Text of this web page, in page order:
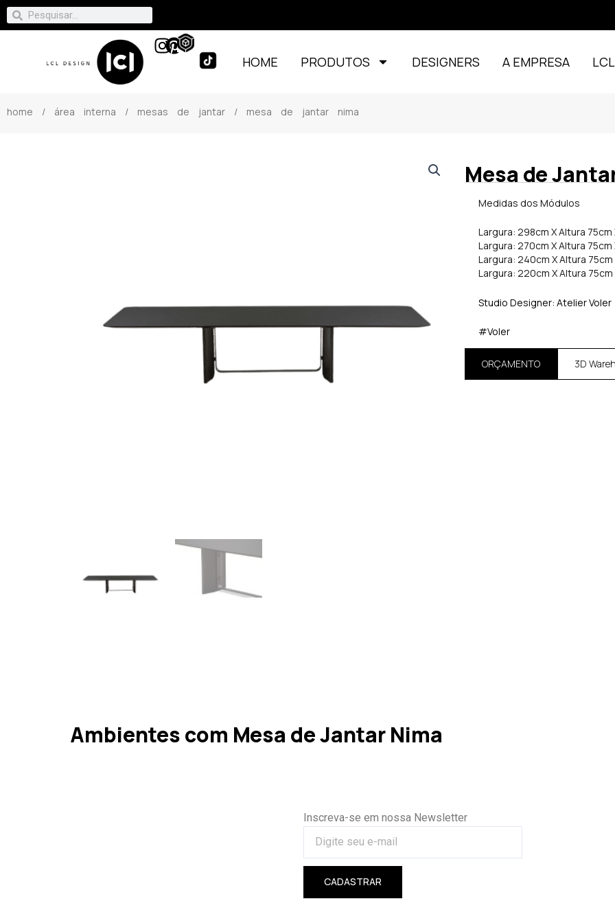
HOME PRODUTOS DESIGNERS A EMPRESA
home / área interna / mesas de jantar / mesa de jantar nima
Mesa de
Medidas dos Módulos
Largura: 298cm X Altura
Largura: 270cm X Altura
Largura: 240cm X Altura
Largura: 220cm X Altura
Studio Designer: Atelier Voler
#Voler
ORÇAMENTO 3D
Ambientes com Mesa de Jantar Nima
Inscreva-se em nossa Newsletter
CADASTRAR